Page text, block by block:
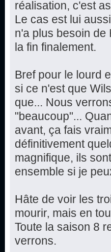
réalisation, c'est
Le cas est lui
n'a plus besoin de
la fin finalement.
Bref pour le lourd
si ce n'est que
que... Nous
"beaucoup"...
avant, ça fais
définitivement
magnifique, ils
ensemble si je
Hâte de voir les
mourir, mais en
Toute la saison 8
verrons.